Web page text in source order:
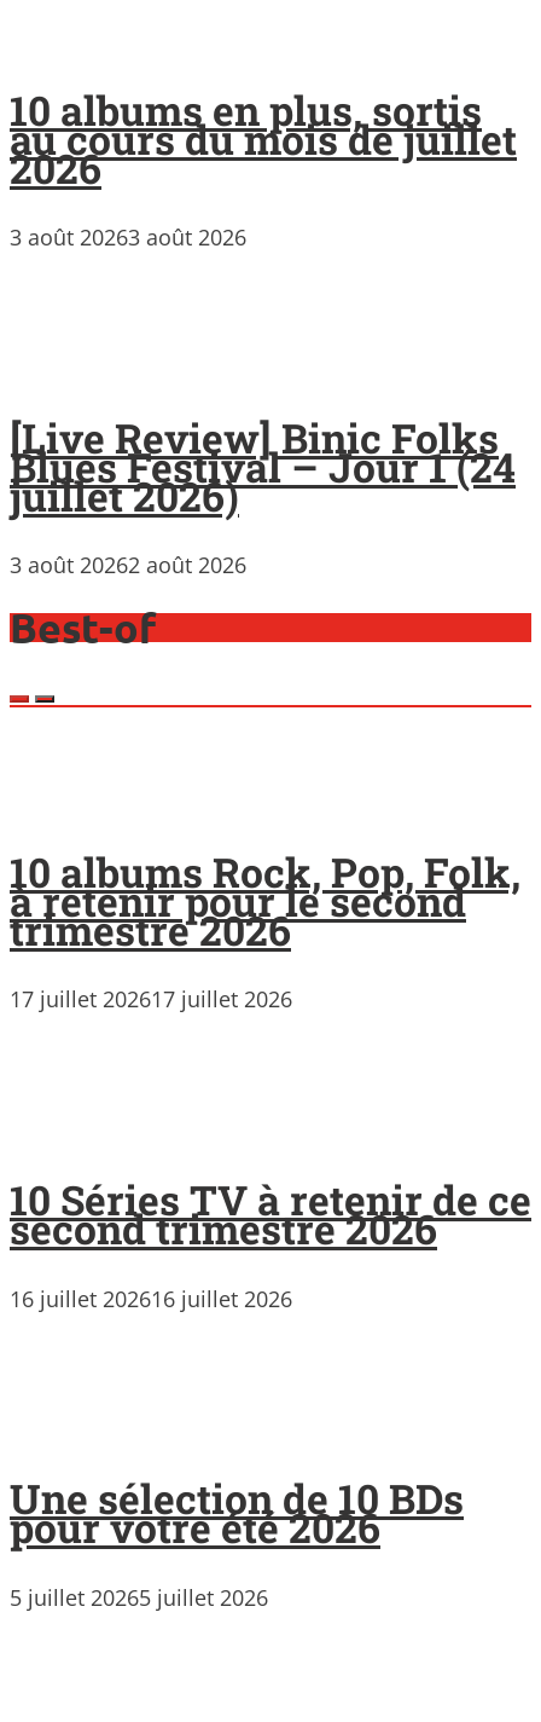
10 albums en plus, sortis
au cours du mois de juillet
2026
3 août 20263 août 2026
[Live Review] Binic Folks
Blues Festival – Jour 1 (24
juillet 2026)
3 août 20262 août 2026
Best-of
10 albums Rock, Pop, Folk,
à retenir pour le second
trimestre 2026
17 juillet 202617 juillet 2026
10 Séries TV à retenir de ce
second trimestre 2026
16 juillet 202616 juillet 2026
Une sélection de 10 BDs
pour votre été 2026
5 juillet 20265 juillet 2026